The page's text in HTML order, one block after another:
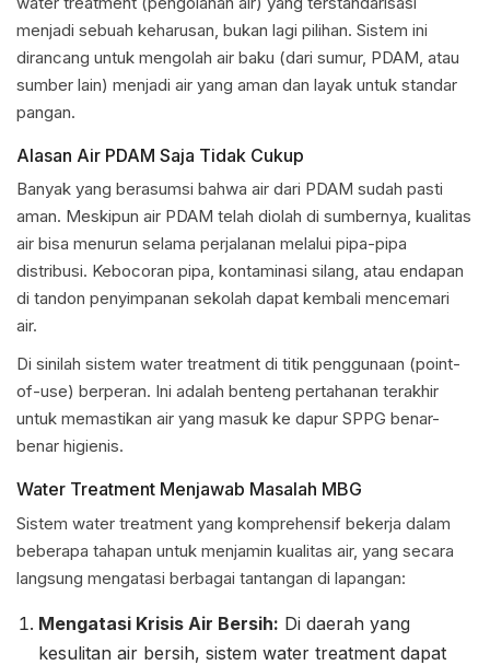
menjadi sebuah keharusan, bukan lagi pilihan. Sistem ini
dirancang untuk mengolah air baku (dari sumur, PDAM, atau
sumber lain) menjadi air yang aman dan layak untuk standar
pangan.
Alasan Air PDAM Saja Tidak Cukup
Banyak yang berasumsi bahwa air dari PDAM sudah pasti
aman. Meskipun air PDAM telah diolah di sumbernya, kualitas
air bisa menurun selama perjalanan melalui pipa-pipa
distribusi. Kebocoran pipa, kontaminasi silang, atau endapan
di tandon penyimpanan sekolah dapat kembali mencemari
air.
Di sinilah sistem water treatment di titik penggunaan (point-
of-use) berperan. Ini adalah benteng pertahanan terakhir
untuk memastikan air yang masuk ke dapur SPPG benar-
benar higienis.
Water Treatment Menjawab Masalah MBG
Sistem water treatment yang komprehensif bekerja dalam
beberapa tahapan untuk menjamin kualitas air, yang secara
langsung mengatasi berbagai tantangan di lapangan:
Mengatasi Krisis Air Bersih: Di daerah yang
kesulitan air bersih, sistem water treatment dapat